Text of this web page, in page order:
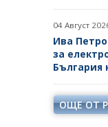
04 Август
Ива
за
България
ОЩЕ ОТ